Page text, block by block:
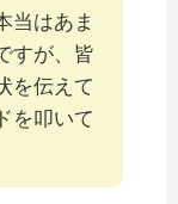
当はあま
すが、皆
を伝えて
を叩いて